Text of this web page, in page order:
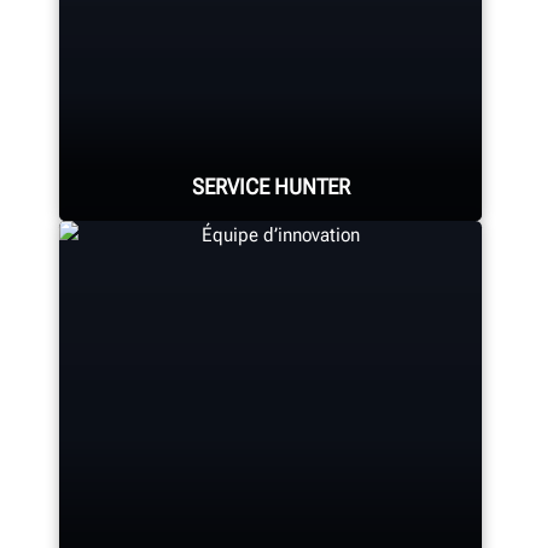
autres composants sont assemblés
de manière experte.
SERVICE HUNTER